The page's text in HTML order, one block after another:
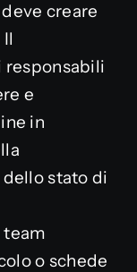
creare
responsabili
e
in
stato di
team
o schede